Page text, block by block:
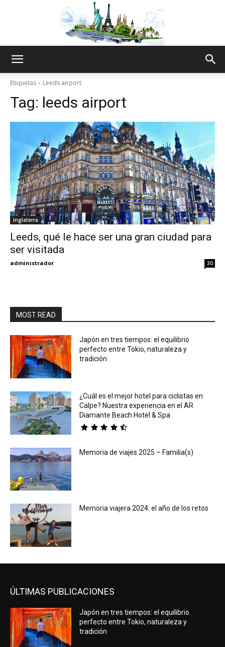
Thru
My
Etiquetas Leeds airport
Tag: leeds airport
Inglaterra
Leeds, qué le hace ser una gran ciudad para
ser visitada
administrador 30
MOST READ
Japón en tres tiempos: el equilibrio
perfecto entre Tokio, naturaleza y
tradición
¿Cuál es el mejor hotel para ciclistas en
Calpe? Nuestra experiencia en el AR
Diamante Beach Hotel & Spa
Memoria de viajes 2025 – Familia(s)
Memoria viajera 2024: el año de los retos
ÚLTIMAS PUBLICACIONES
Japón en tres tiempos: el equilibrio
perfecto entre Tokio, naturaleza y
tradición